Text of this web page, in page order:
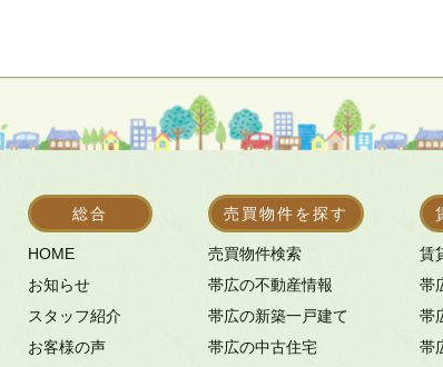
総合
HOME
お知らせ
スタッフ紹介
お客様の声
売買物件を探す
売買物件検索
帯広の不動産情報
帯広の新築一戸建て
帯広の中古住宅
賃
帯
帯
帯